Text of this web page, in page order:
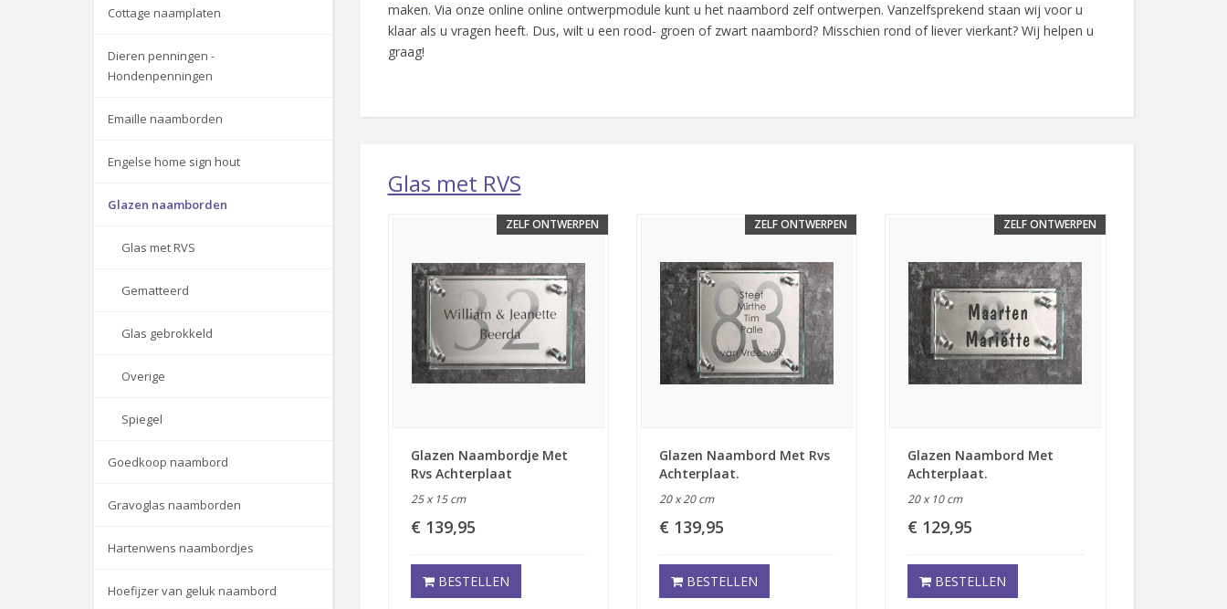
Cottage naamplaten
Dieren penningen -
Hondenpenningen
Emaille naamborden
Engelse home sign hout
Glazen naamborden
Glas met RVS
Gematteerd
Glas gebrokkeld
Overige
Spiegel
Goedkoop naambord
Gravoglas naamborden
Hartenwens naambordjes
Hoefijzer van geluk naambord
maken. Via onze online online ontwerpmodule kunt u het naambord zelf ontwerpen. Vanzelfsprekend staan wij voor u
klaar als u vragen heeft. Dus, wilt u een rood- groen of zwart naambord? Misschien rond of liever vierkant? Wij helpen u
graag!
Glas met RVS
ZELF ONTWERPEN
Glazen Naambordje Met
Rvs Achterplaat
25 x 15 cm
€ 139,95
BESTELLEN
ZELF ONTWERPEN
Glazen Naambord Met Rvs
Achterplaat.
20 x 20 cm
€ 139,95
BESTELLEN
ZELF ONTWERPEN
Glazen Naambord Met
Achterplaat.
20 x 10 cm
€ 129,95
BESTELLEN